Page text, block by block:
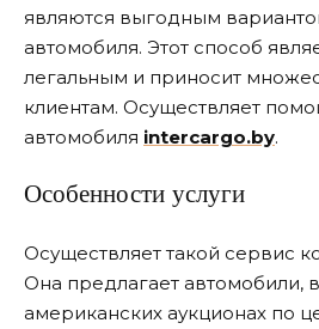
являются выгодным
автомобиля. Этот способ
легальным и приносит
клиентам. Осуществляет
автомобиля intercargo.by.
Особенности услуги
Осуществляет такой сервис
Она предлагает автомобили,
американских аукционах по